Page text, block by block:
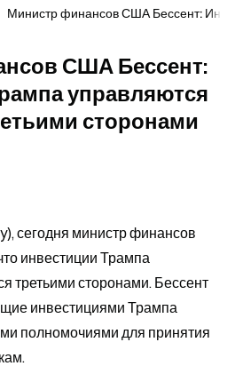
Министр финансов США Бессент:
США Бессент:
управляются
сторонами
сегодня министр финансов
инвестиции Трампа
третьими сторонами. Бессент
инвестициями Трампа
полномочиями для принятия